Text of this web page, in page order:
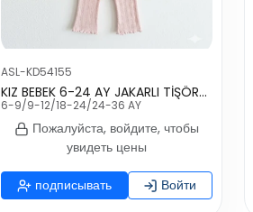
ASL-KD54155
KIZ BEBEK 6-24 AY JAKARLI TİŞÖRT PANTOLON TAKIM
6-9/9-12/18-24/24-36 AY
Пожалуйста, войдите, чтобы
увидеть цены
подписывать Войти